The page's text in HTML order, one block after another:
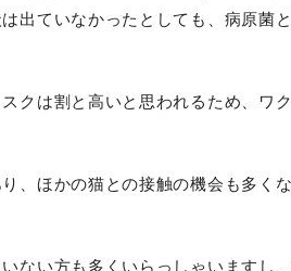
出ていなかったとしても、病原菌
クは割と高いと思われるため、ワ
、ほかの猫との接触の機会も多く
ない方も多くいらっしゃいますし